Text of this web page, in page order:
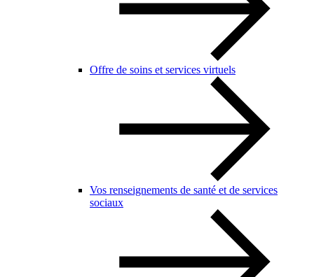
Offre de soins et services virtuels
Vos renseignements de santé et de services
sociaux